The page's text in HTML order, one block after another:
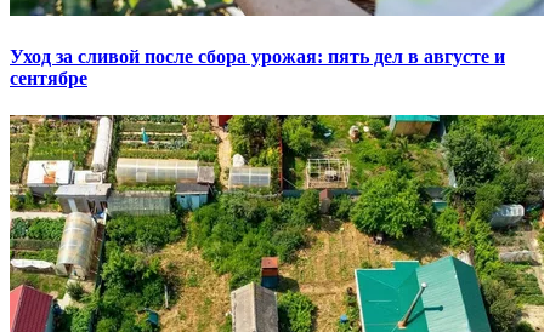
Уход за сливой после сбора урожая: пять дел в августе и
сентябре